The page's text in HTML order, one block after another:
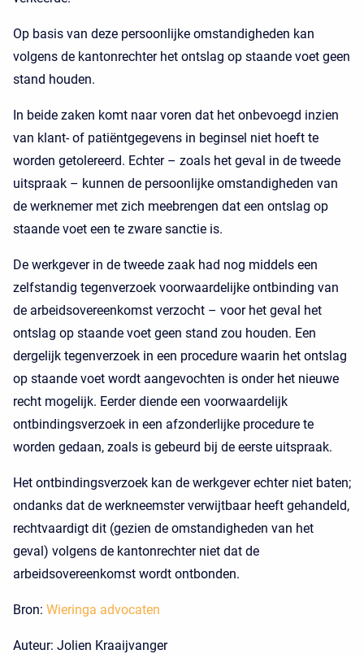
Op basis van deze persoonlijke omstandigheden kan
volgens de kantonrechter het ontslag op staande voet geen
stand houden.
In beide zaken komt naar voren dat het onbevoegd inzien
van klant- of patiëntgegevens in beginsel niet hoeft te
worden getolereerd. Echter – zoals het geval in de tweede
uitspraak – kunnen de persoonlijke omstandigheden van
de werknemer met zich meebrengen dat een ontslag op
staande voet een te zware sanctie is.
De werkgever in de tweede zaak had nog middels een
zelfstandig tegenverzoek voorwaardelijke ontbinding van
de arbeidsovereenkomst verzocht – voor het geval het
ontslag op staande voet geen stand zou houden. Een
dergelijk tegenverzoek in een procedure waarin het ontslag
op staande voet wordt aangevochten is onder het nieuwe
recht mogelijk. Eerder diende een voorwaardelijk
ontbindingsverzoek in een afzonderlijke procedure te
worden gedaan, zoals is gebeurd bij de eerste uitspraak.
Het ontbindingsverzoek kan de werkgever echter niet baten;
ondanks dat de werkneemster verwijtbaar heeft gehandeld,
rechtvaardigt dit (gezien de omstandigheden van het
geval) volgens de kantonrechter niet dat de
arbeidsovereenkomst wordt ontbonden.
Bron: Wieringa advocaten
Auteur: Jolien Kraaijvanger